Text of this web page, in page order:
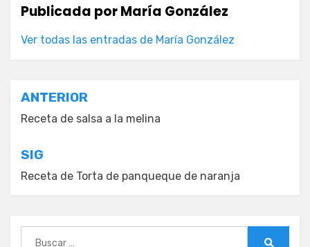
Publicada porMaría González
Ver todas las entradas de María González
Navegación
de
entradas
ANTERIOR
Receta de salsa a la melina
SIG
Receta de Torta de panqueque de naranja